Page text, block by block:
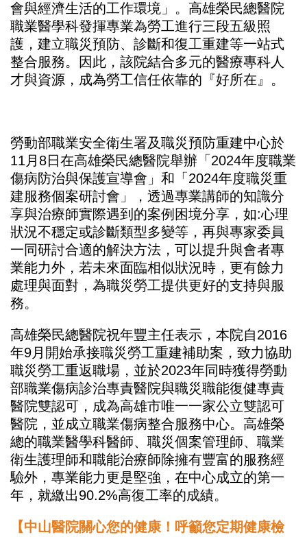
會與經濟生活的工作環境」。高雄榮民總醫院
職業醫學科發揮專業為勞工進行三段五級照
護，建立職災預防、診斷和復工重建等一站式
整合服務。因此，該院結合多元的醫療專科人
才與資源，成為勞工信任依靠的『好所在』。
勞動部職業安全衛生署及職災預防重建中心於
11月8日在高雄榮民總醫院舉辦「2024年度職業
傷病防治與保護宣導會」和「2024年度職災重
建服務個案研討會」，透過專業講師的知識分
享與治療師實際遇到的案例困境分享，如:心理
狀況不穩定或診斷類型多變等，再與專家委員
一同研討合適的解決方法，可以提升與會者專
業能力外，若未來面臨相似狀況時，更有餘力
處理與面對，為職災勞工提供更好的支持與服
務。
高雄榮民總醫院祝年豐主任表示，本院自2016
年9月開始承接職災勞工重建補助案，致力協助
職災勞工重返職場，並於2023年同時獲得勞動
部職業傷病診治專責醫院與職災職能復健專責
醫院雙認可，成為高雄市唯一一家公立雙認可
醫院，並成立職業傷病整合服務中心。高雄榮
總的職業醫學科醫師、職災個案管理師、職業
衛生護理師和職能治療師除擁有豐富的服務經
驗外，專業能力更是堅強，在中心成立的第一
年，就繳出90.2%高復工率的成績。
【中山醫院關心您的健康！呼籲您定期健康檢